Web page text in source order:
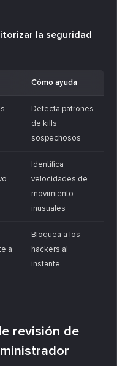
la seguridad
Cómo ayuda
Detecta patrones
de kills
sospechosos
Identifica
velocidades de
movimiento
inusuales
a
Bloquea a los
hackers al
instante
revisión de